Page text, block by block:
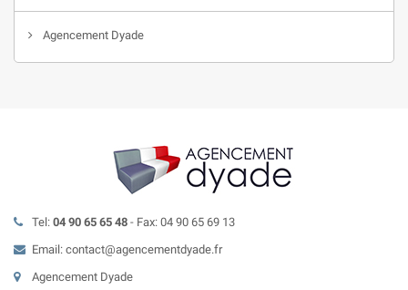
Agencement Dyade
Tel: 04 90 65 65 48 - Fax: 04 90 65 69 13
Email: contact@agencementdyade.fr
Agencement Dyade